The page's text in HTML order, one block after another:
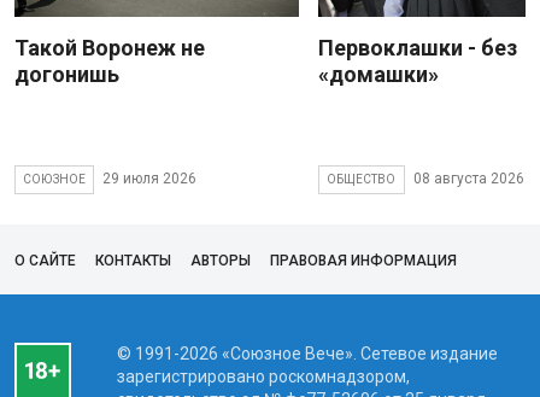
Такой Воронеж не
догонишь
СОЮЗНОЕ 29 июля 2026
Первоклашки - без
«домашки»
ОБЩЕСТВО 08 августа 2026
О САЙТЕ КОНТАКТЫ АВТОРЫ ПРАВОВАЯ ИНФОРМАЦИЯ
© 1991-2026 «Союзное Вече». Сетевое издание
зарегистрировано роскомнадзором,